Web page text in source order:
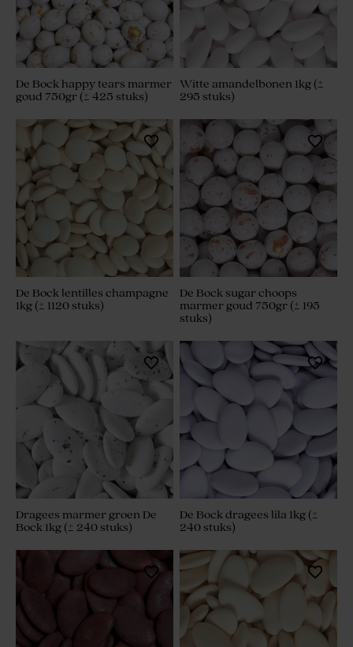
De Bock happy tears marmer
goud 750gr (± 425 stuks)
Witte amandelbonen 1kg (±
295 stuks)
De Bock lentilles champagne
1kg (± 1120 stuks)
De Bock sugar choops
marmer goud 750gr (± 195
stuks)
Dragees marmer groen De
Bock 1kg (± 240 stuks)
De Bock dragees lila 1kg (±
240 stuks)